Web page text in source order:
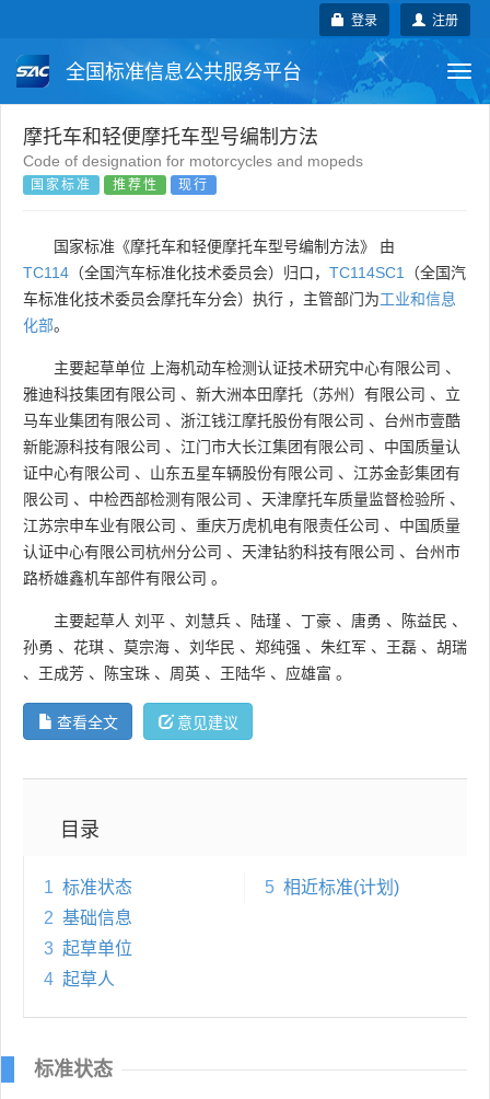
注册
登录
全国标准信息公共服务平台
国家标准 行业标准
团体标准
国外标准 技术委员会
摩托车和轻便摩托车型号编制方法
Code of designation for motorcycles and mopeds
国家标准 推荐性 现行
国家标准《摩托车和轻便摩托车型号编制方法》 由
TC114 （全国汽车标准化技术委员会）归口， TC114SC1
（全国汽
车标准化技术委员会摩托车分会）执行 ，主管部门为工业和信息
化部。
主要起草单位 上海机动车检测认证技术研究中心有限公司 、
雅迪科技集团有限公司 、 新大洲本田摩托（苏州）有限公司 、 立
马车业集团有限公司 、 浙江钱江摩托股份有限公司 、 台州市壹酷
新能源科技有限公司 、 江门市大长江集团有限公司 、 中国质量认
证中心有限公司 、 山东五星车辆股份有限公司 、 江苏金彭集团有
限公司 、 中检西部检测有限公司 、 天津摩托车质量监督检验所 、
江苏宗申车业有限公司 、 重庆万虎机电有限责任公司 、 中国质量
认证中心有限公司杭州分公司 、 天津钻豹科技有限公司 、 台州市
路桥雄鑫机车部件有限公司 。
主要起草人 刘平 、 刘慧兵 、 陆瑾 、 丁豪 、 唐勇 、 陈益民 、
孙勇 、 花琪 、 莫宗海 、 刘华民 、 郑纯强 、 朱红军 、 王磊 、 胡瑞
、 王成芳 、 陈宝珠 、 周英 、 王陆华 、 应雄富 。
查看全文 意见建议
目录
1 标准状态
2 基础信息
3 起草单位
4 起草人
5 相近标准(计划)
标准状态